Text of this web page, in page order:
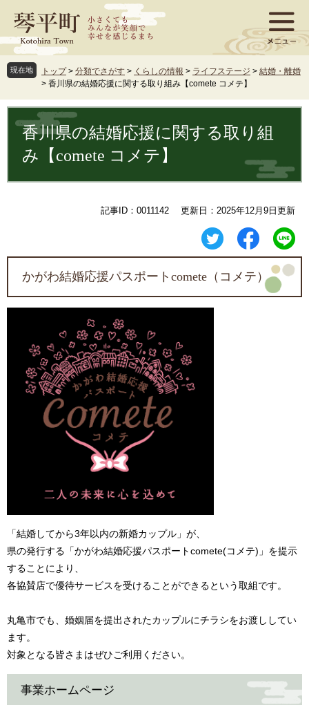
ジ
先
頭
す
ュ
を
飛
し
現在地 トップ > 分類でさがす > くらしの情報 > ライフステージ > 結婚・離婚
> 香川県の結婚応援に関する取り組み【comete コメテ】
文 香川県の結婚応援に関する取り組
み【comete コメテ】
記事ID：0011142 更新日：2025年12月9日更新
かがわ結婚応援パスポートcomete（コメテ）
「結婚してから3年以内の新婚カップル」が、
県の発行する「かがわ結婚応援パスポートcomete(コメテ)」を提示
することにより、
各協賛店で優待サービスを受けることができるという取組です。
丸亀市でも、婚姻届を提出されたカップルにチラシをお渡ししてい
ます。
対象となる皆さまはぜひご利用ください。
事業ホームページ